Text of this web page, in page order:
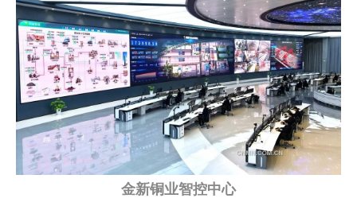
金新铜业智控中心